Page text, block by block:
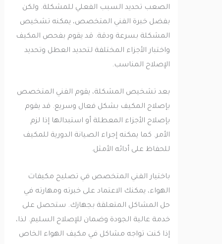
الصعب تحديد السبب الفعلي للمشكلة. ولكن
بفضل خبرة الفني المتخصص، يمكنه تشخيص
المشكلة بسرعة ودقة. قد يقوم بفحص المكيف
واختبار الأجزاء المختلفة لتحديد العطل وتحديد
الإصلاح المناسب.
بعد تشخيص المشكلة، يقوم الفني المتخصص
بإصلاح المكيف بشكل فعال وسريع. قد يقوم
بإصلاح الأجزاء المعطلة أو استبدالها إذا لزم
الأمر. كما يمكنه إجراء الصيانة الدورية للمكيف
للحفاظ على أدائه الأمثل.
باختيار الفني المتخصص في تصليح مكيفات
الهواء، يمكنك الاعتماد على خبرته ومهارته في
حل المشاكل المتعلقة بجهازك. ستحصل على
خدمة عالية الجودة وضمان للإصلاح السليم. لذا،
إذا كنت تواجه مشاكل في مكيف الهواء الخاص